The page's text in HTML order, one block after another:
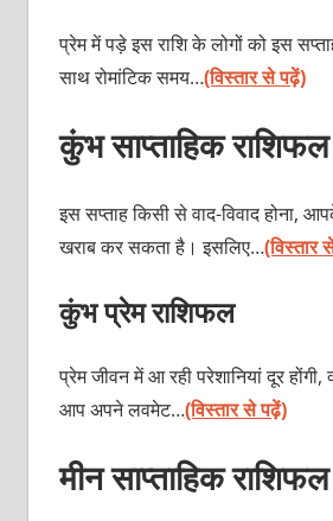
प्रेम में पड़े इस राशि के लोगों को इस
साथ रोमांटिक समय…(विस्तार से पढ़ें)
कुंभ साप्ताहिक राशिफल
इस सप्ताह किसी से वाद-विवाद होना,
खराब कर सकता है। इसलिए…(विस्तार
कुंभ प्रेम राशिफल
प्रेम जीवन में आ रही परेशानियां दूर होंगी,
आप अपने लवमेट…(विस्तार से पढ़ें)
मीन साप्ताहिक राशिफल